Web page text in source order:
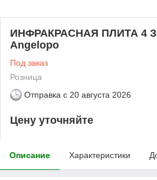
ИНФРАКРАСНАЯ ПЛИТА 4
Angelopo
Под заказ
Розница
Отправка с 20 августа 2026
Цену уточняйте
Описание Характеристики